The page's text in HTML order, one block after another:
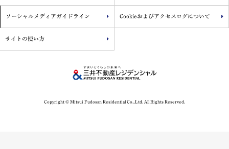
ソーシャルメディアガイドライン Cookieおよびアクセスログについて
サイトの使い方
Copyright © Mitsui Fudosan Residential Co.,Ltd. All Rights Reserved.